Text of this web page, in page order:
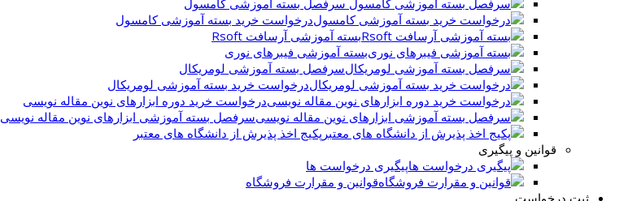
سرفصل بسته آموزشی کامسول
درخواست خرید بسته آموزشی کامسول
بسته آموزشی آرسافت Rsoft
بسته آموزشی فیبرهای نوری
سرفصل بسته آموزشی لومریکال
درخواست خرید بسته آموزشی لومریکال
درخواست خرید دوره ابزارهای نوین مقاله نویسی
سرفصل بسته آموزشی ابزارهای نوین مقاله نویسی
پکیج اخذ پذیرش از دانشگاه های معتبر
قوانین و پیگیری
پیگیری درخواست ها
قوانین و مقرارت فروشگاه